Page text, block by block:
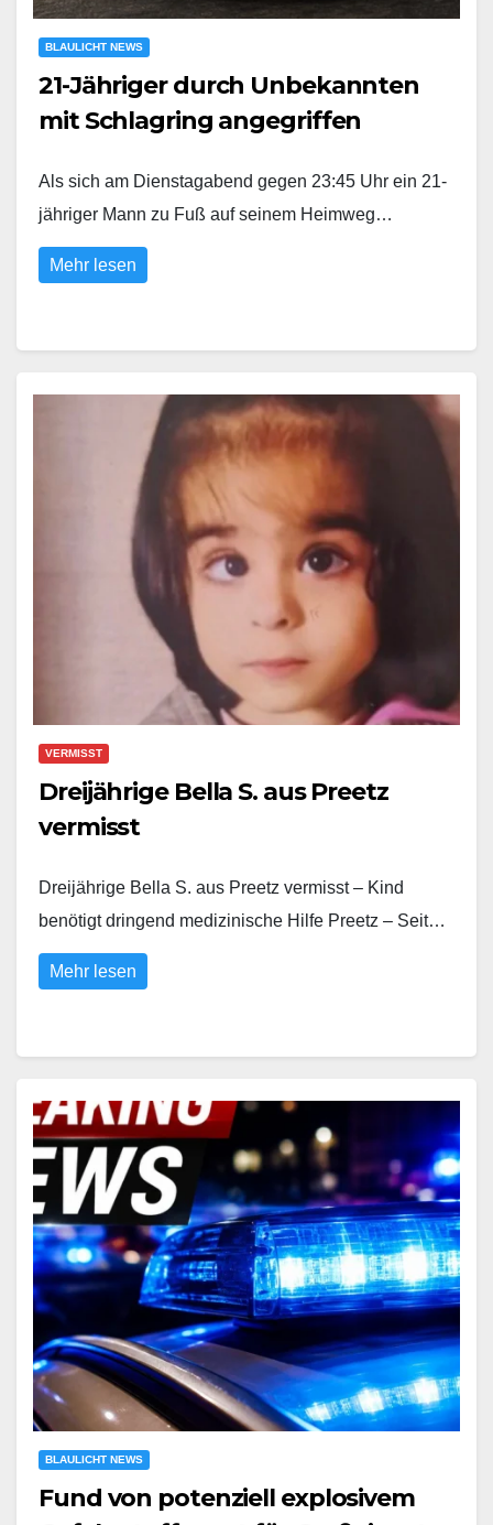
BLAULICHT NEWS
21-Jähriger durch Unbekannten
mit Schlagring angegriffen
Als sich am Dienstagabend gegen 23:45 Uhr ein 21-
jähriger Mann zu Fuß auf seinem Heimweg…
Mehr lesen
VERMISST
Dreijährige Bella S. aus Preetz
vermisst
Dreijährige Bella S. aus Preetz vermisst – Kind
benötigt dringend medizinische Hilfe Preetz – Seit…
Mehr lesen
BLAULICHT NEWS
Fund von potenziell explosivem